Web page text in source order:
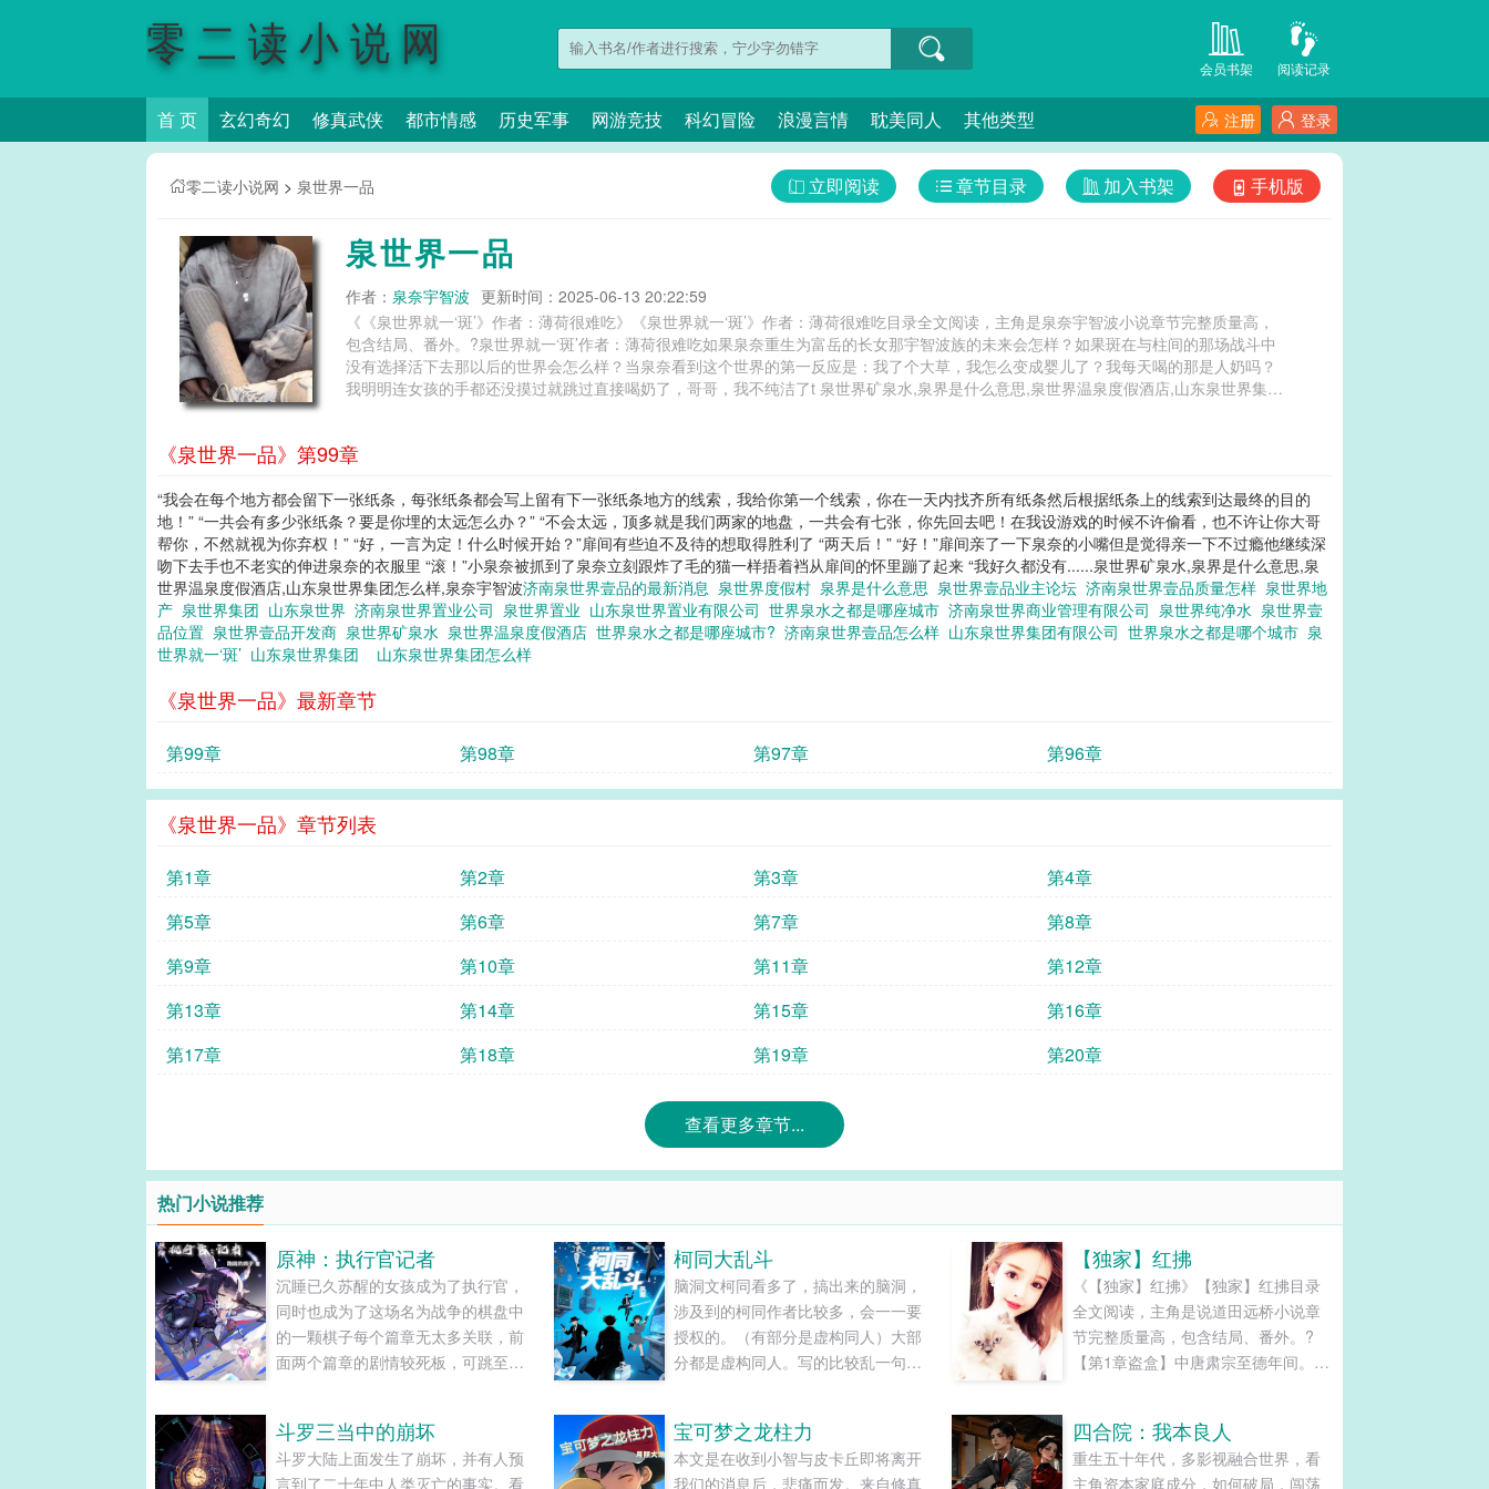
零二读小说网 阅读记录
会员书架
首 页 玄幻奇幻 修真武侠 都市情感 历史军事 网游竞技 科幻冒险 浪漫言情 耽美同人 其他类型 登录
注册
零二读小说网 > 泉世界一品 手机版
加入书架
章节目录
立即阅读
泉世界一品
作者： 泉奈宇智波 更新时间：2025-06-13 20:22:59
《《泉世界就一‘斑’》作者：薄荷很难吃》《泉世界就一‘斑’》作者：薄荷很难吃目录全文阅读，主角是泉奈宇智波小说章节完整质量高，
包含结局、番外。?泉世界就一‘斑’作者：薄荷很难吃如果泉奈重生为富岳的长女那宇智波族的未来会怎样？如果斑在与柱间的那场战斗中
没有选择活下去那以后的世界会怎么样？当泉奈看到这个世界的第一反应是：我了个大草，我怎么变成婴儿了？我每天喝的那是人奶吗？
我明明连女孩的手都还没摸过就跳过直接喝奶了，哥哥，我不纯洁了t 泉世界矿泉水,泉界是什么意思,泉世界温泉度假酒店,山东泉世界集团
《泉世界一品》第99章
“我会在每个地方都会留下一张纸条，每张纸条都会写上留有下一张纸条地方的线索，我给你第一个线索，你在一天内找齐所有纸条然后根据纸条上的线索到达最终的目的
地！” “一共会有多少张纸条？要是你埋的太远怎么办？” “不会太远，顶多就是我们两家的地盘，一共会有七张，你先回去吧！在我设游戏的时候不许偷看，也不许让你大哥
帮你，不然就视为你弃权！” “好，一言为定！什么时候开始？”扉间有些迫不及待的想取得胜利了 “两天后！” “好！”扉间亲了一下泉奈的小嘴但是觉得亲一下不过瘾他继续深
吻下去手也不老实的伸进泉奈的衣服里 “滚！”小泉奈被抓到了泉奈立刻跟炸了毛的猫一样捂着裆从扉间的怀里蹦了起来 “我好久都没有......泉世界矿泉水,泉界是什么意思,泉
世界温泉度假酒店,山东泉世界集团怎么样,泉奈宇智波济南泉世界壹品的最新消息 泉世界度假村 泉界是什么意思 泉世界壹品业主论坛 济南泉世界壹品质量怎样 泉世界地
产 泉世界集团 山东泉世界 济南泉世界置业公司 泉世界置业 山东泉世界置业有限公司 世界泉水之都是哪座城市 济南泉世界商业管理有限公司 泉世界纯净水 泉世界壹
品位置 泉世界壹品开发商 泉世界矿泉水 泉世界温泉度假酒店 世界泉水之都是哪座城市? 济南泉世界壹品怎么样 山东泉世界集团有限公司 世界泉水之都是哪个城市 泉
世界就一‘斑’ 山东泉世界集团 山东泉世界集团怎么样
《泉世界一品》最新章节
第99章 第98章 第97章 第96章
《泉世界一品》章节列表
第1章 第2章 第3章
第4章
第5章
第6章 第7章
第8章
第9章
第10章 第11章
第12章
第13章
第14章 第15章
第16章
第17章
第18章 第19章 第20章
查看更多章节...
热门小说推荐
原神：执行官记者
沉睡已久苏醒的女孩成为了执行官，
同时也成为了这场名为战争的棋盘中
的一颗棋子每个篇章无太多关联，前
面两个篇章的剧情较死板，可跳至第
柯同大乱斗
脑洞文柯同看多了，搞出来的脑洞，
涉及到的柯同作者比较多，会一一要
授权的。（有部分是虚构同人）大部
分都是虚构同人。写的比较乱一句话
编，纯纯脑洞文笔不好，漏洞满满，
ooc是我的，人设是太太们的。
【独家】红拂
《【独家】红拂》【独家】红拂目录
全文阅读，主角是说道田远桥小说章
节完整质量高，包含结局、番外。?
【第1章盗盒】中唐肃宗至德年间。魏
绕着四周，往来不绝，给人有一种如
临大敌的惑觉。忽然，有一条纤小的
斗罗三当中的崩坏
斗罗大陆上面发生了崩坏，并有人预
言到了二十年中人类灭亡的事实。看
宝可梦之龙柱力
本文是在收到小智与皮卡丘即将离开
我们的消息后，悲痛而发。来自修真
四合院：我本良人
重生五十年代，多影视融合世界，看
主角资本家庭成分，如何破局，闯荡